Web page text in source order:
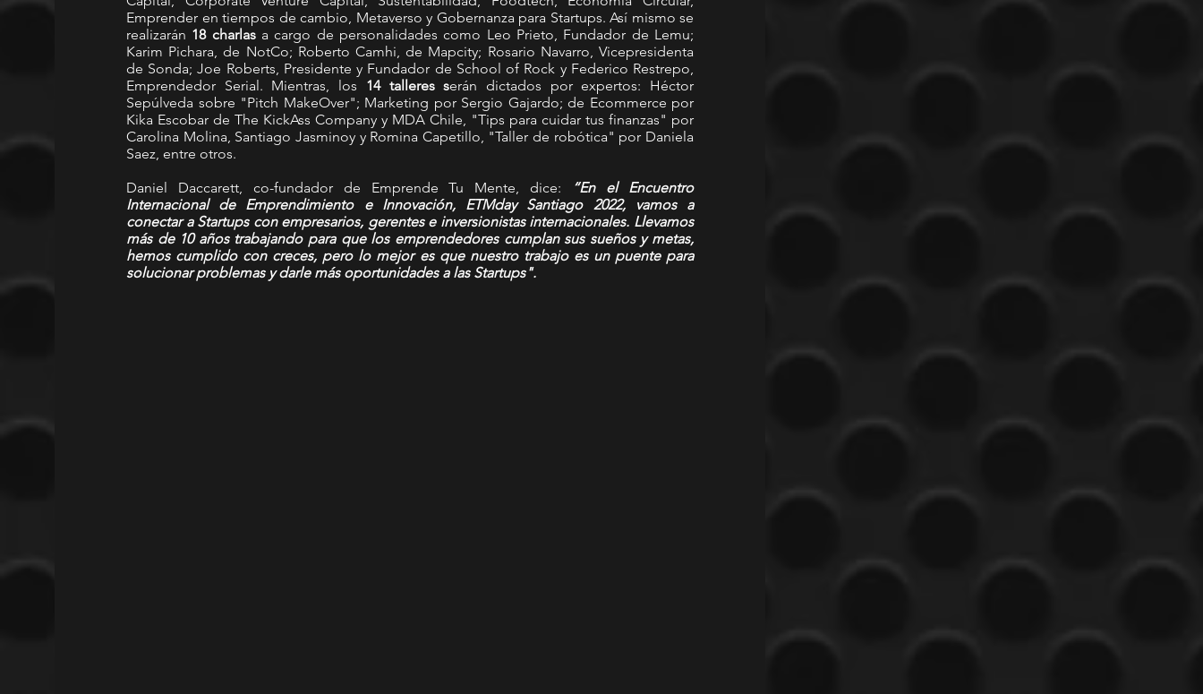
Emprender en tiempos de cambio, Metaverso y Gobernanza para Startups. Así mismo se
realizarán 18 charlas a cargo de personalidades como Leo Prieto, Fundador de Lemu;
Karim Pichara, de NotCo; Roberto Camhi, de Mapcity; Rosario Navarro, Vicepresidenta
de Sonda; Joe Roberts, Presidente y Fundador de School of Rock y Federico Restrepo,
Emprendedor Serial. Mientras, los 14 talleres serán dictados por expertos: Héctor
Sepúlveda sobre "Pitch MakeOver"; Marketing por Sergio Gajardo; de Ecommerce por
Kika Escobar de The KickAss Company y MDA Chile, "Tips para cuidar tus finanzas" por
Carolina Molina, Santiago Jasminoy y Romina Capetillo, "Taller de robótica" por Daniela
Saez, entre otros.
Daniel Daccarett, co-fundador de Emprende Tu Mente, dice:
“En el Encuentro
Internacional de Emprendimiento e Innovación, ETMday Santiago 2022, vamos a
conectar a Startups con empresarios, gerentes e inversionistas internacionales. Llevamos
más de 10 años trabajando para que los emprendedores cumplan sus sueños y metas,
hemos cumplido con creces, pero lo mejor es que nuestro trabajo es un puente para
solucionar problemas y darle más oportunidades a las Startups".